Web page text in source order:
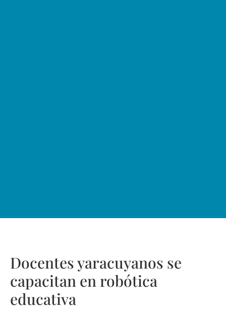
Docentes yaracuyanos se
capacitan en robótica
educativa